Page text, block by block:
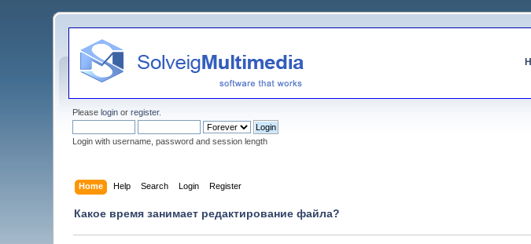
Pleaselogin orregister.
Login with username, password and session length
Home Help Search Login Register
Какое время занимает редактирование файла?